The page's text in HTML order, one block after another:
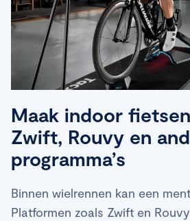
‍Maak indoor
Zwift, Rouvy en
programma’s
Binnen wielrennen kan een
Platformen zoals Zwift en